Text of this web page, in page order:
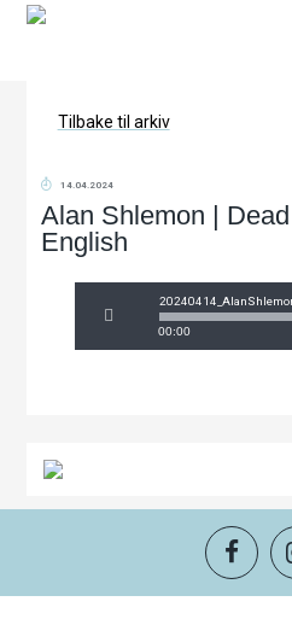
Tilbake til arkiv
14.04.2024
Alan Shlemon |
English
00:00